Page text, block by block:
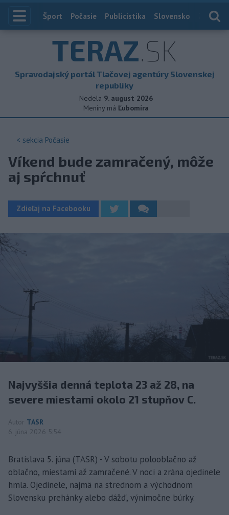
Index
Šport Počasie Publicistika Slovensko
TERAZ.SK
Spravodajský portál Tlačovej agentúry Slovenskej
republiky
Nedela 9. august 2026
Meniny má Ľubomíra
< sekcia Počasie
Víkend bude zamračený, môže
aj spŕchnuť
Zdieľaj na Facebooku
Najvyššia denná teplota 23 až 28, na
severe miestami okolo 21 stupňov C.
Autor TASR
6. júna 2026 5:54
Bratislava 5. júna (TASR) - V sobotu polooblačno až
oblačno, miestami až zamračené. V noci a zrána ojedinele
hmla. Ojedinele, najmä na strednom a východnom
Slovensku prehánky alebo dážď, výnimočne búrky.